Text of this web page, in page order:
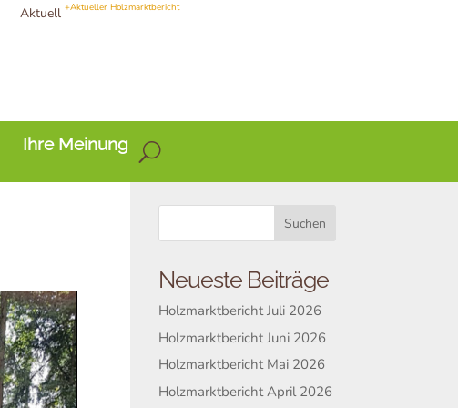
Aktuell +Aktueller Holzmarktbericht
Ihre Meinung
Neueste Beiträge
Holzmarktbericht Juli 2026
Holzmarktbericht Juni 2026
Holzmarktbericht Mai 2026
Holzmarktbericht April 2026